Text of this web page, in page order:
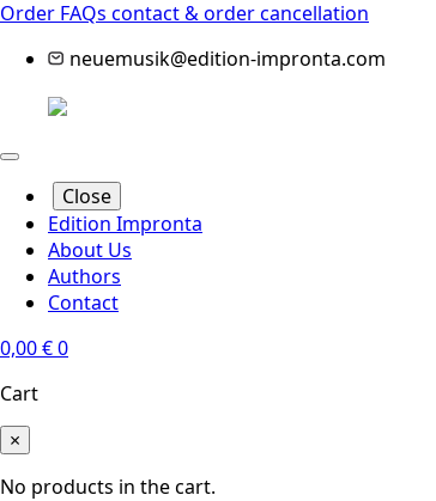
Order FAQs contact & order cancellation
neuemusik@edition-impronta.com
Close
Edition Impronta
About Us
Authors
Contact
0,00€0
Cart
×
No products in the cart.